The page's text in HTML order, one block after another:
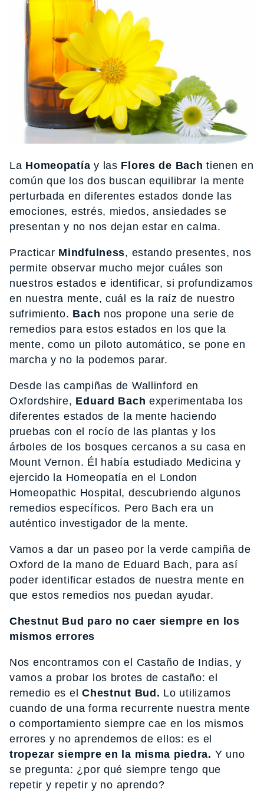
La Homeopatía y las Flores de Bach tienen en
común que los dos buscan equilibrar la mente
perturbada en diferentes estados donde las
emociones, estrés, miedos, ansiedades se
presentan y no nos dejan estar en calma.
Practicar Mindfulness, estando presentes, nos
permite observar mucho mejor cuáles son
nuestros estados e identificar, si profundizamos
en nuestra mente, cuál es la raíz de nuestro
sufrimiento. Bach nos propone una serie de
remedios para estos estados en los que la
mente, como un piloto automático, se pone en
marcha y no la podemos parar.
Desde las campiñas de Wallinford en
Oxfordshire, Eduard Bach experimentaba los
diferentes estados de la mente haciendo
pruebas con el rocío de las plantas y los
árboles de los bosques cercanos a su casa en
Mount Vernon. Él había estudiado Medicina y
ejercido la Homeopatía en el London
Homeopathic Hospital, descubriendo algunos
remedios específicos. Pero Bach era un
auténtico investigador de la mente.
Vamos a dar un paseo por la verde campiña de
Oxford de la mano de Eduard Bach, para así
poder identificar estados de nuestra mente en
que estos remedios nos puedan ayudar.
Chestnut Bud paro no caer siempre en los
mismos errores
Nos encontramos con el Castaño de Indias, y
vamos a probar los brotes de castaño: el
remedio es elChestnut Bud. Lo utilizamos
cuando de una forma recurrente nuestra mente
o comportamiento siempre cae en los mismos
errores y no aprendemos de ellos: es el
tropezar siempre en la misma piedra. Y uno
se pregunta: ¿por qué siempre tengo que
repetir y repetir y no aprendo?